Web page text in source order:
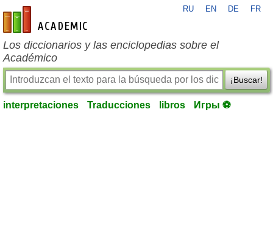
es-academic.com
RU EN DE FR
Los diccionarios y las enciclopedias sobre el
Académico
¡Buscar!
interpretaciones Traducciones libros Игры ⚽